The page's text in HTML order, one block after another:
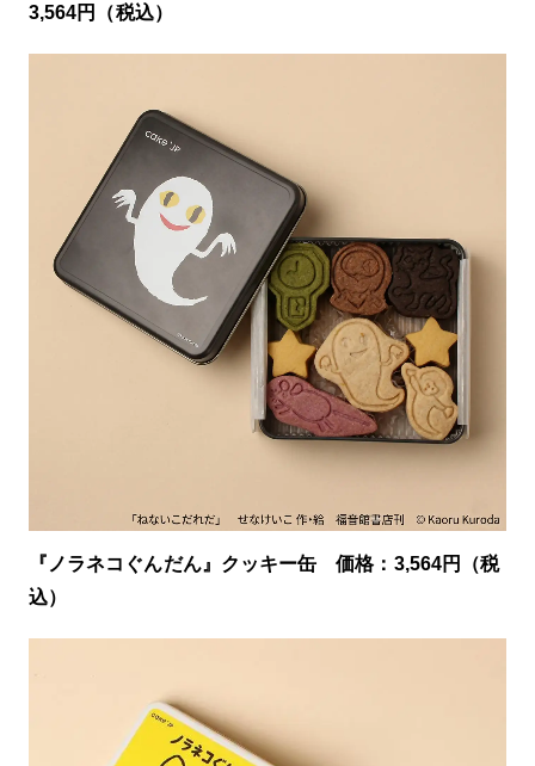
3,564円（税込）
『ノラネコぐんだん』クッキー缶 価格：3,564円（税
込）